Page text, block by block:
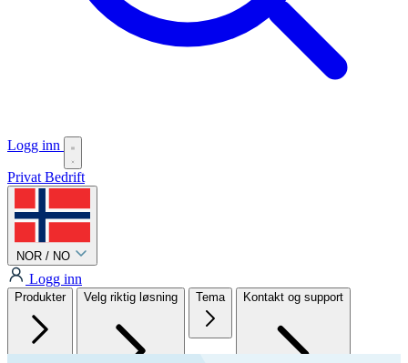
Logg inn
Privat Bedrift
NOR / NO
Logg inn
Produkter Velg riktig løsning Tema Kontakt og support